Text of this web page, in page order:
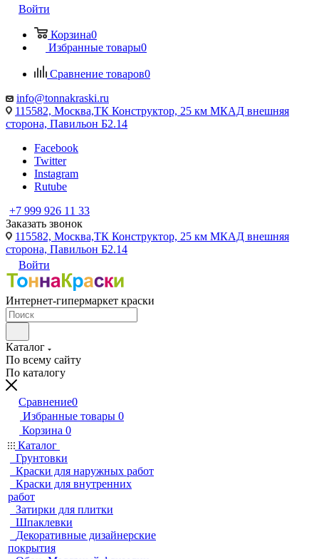
Войти
Корзина0
Избранные товары0
Сравнение товаров0
info@tonnakraski.ru
115582, Москва,ТК Конструктор, 25 км МКАД внешняя
сторона, Павильон Б2.14
Facebook
Twitter
Instagram
Rutube
+7 999 926 11 33
Заказать звонок
115582, Москва,ТК Конструктор, 25 км МКАД внешняя
сторона, Павильон Б2.14
Войти
Интернет-гипермаркет краски
Каталог
По всему сайту
По каталогу
Сравнение0
Избранные товары 0
Корзина 0
Каталог
Грунтовки
Краски для наружных работ
Краски для внутренних
работ
Затирки для плитки
Шпаклевки
Декоративные дизайнерские
покрытия